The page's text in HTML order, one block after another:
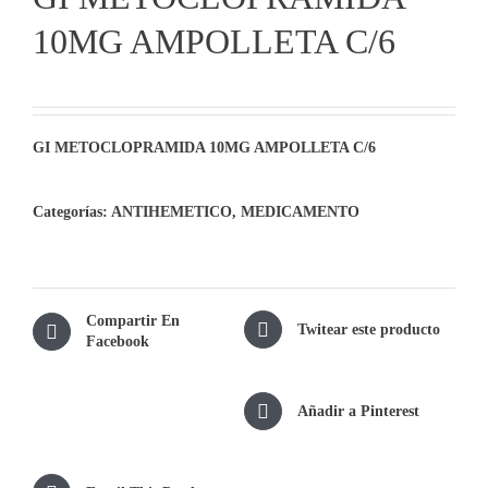
10MG AMPOLLETA C/6
GI METOCLOPRAMIDA 10MG AMPOLLETA C/6
Categorías: ANTIHEMETICO, MEDICAMENTO
Compartir En
Facebook
Twitear este producto
Añadir a Pinterest